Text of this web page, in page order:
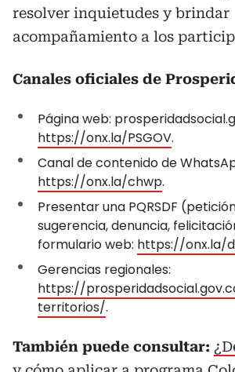
resolver inquietudes y brindar
acompañamiento a los
Canales oficiales de
Página web:
https://onx.la/PSGOV.
Canal de contenido de
https://onx.la/chwp.
Presentar una PQRSDF
sugerencia, denuncia,
formulario web: https://onx.la/
Gerencias regionales:
https://
territorios/.
También puede consultar: